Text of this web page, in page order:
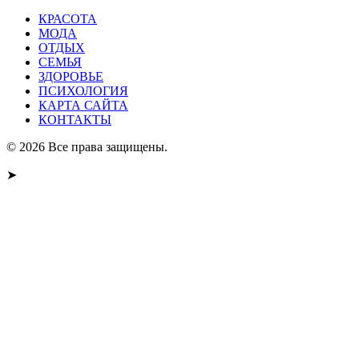
КРАСОТА
МОДА
ОТДЫХ
СЕМЬЯ
ЗДОРОВЬЕ
ПСИХОЛОГИЯ
КАРТА САЙТА
КОНТАКТЫ
© 2026 Все права защищены.
➤